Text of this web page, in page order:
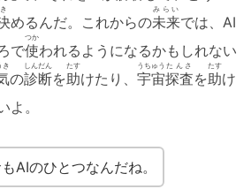
き
めるんだ。これからの未来
みらい
では、AI
で使
つか
われるようになるかもしれない
き
の診断
しんだん
を助
たす
けたり、 宇宙
うちゅう
探査
たんさ
を助
たす
け
よ。
AIのひとつなんだね。